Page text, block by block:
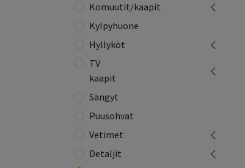
Komuutit/kaapit
Kylpyhuone
Hyllyköt
TV
kaapit
Sängyt
Puusohvat
Vetimet
Detaljit